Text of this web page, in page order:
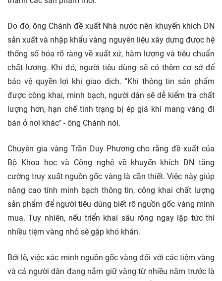
Do đó, ông Chánh đề xuất Nhà nước nên khuyến khích DN
sản xuất và nhập khẩu vàng nguyên liệu xây dựng được hệ
thống số hóa rõ ràng về xuất xứ, hàm lượng và tiêu chuẩn
chất lượng. Khi đó, người tiêu dùng sẽ có thêm cơ sở để
bảo vệ quyền lợi khi giao dịch. "Khi thông tin sản phẩm
được công khai, minh bạch, người dân sẽ dễ kiểm tra chất
lượng hơn, hạn chế tình trạng bị ép giá khi mang vàng đi
bán ở nơi khác" - ông Chánh nói.
Chuyên gia vàng Trần Duy Phương cho rằng đề xuất của
Bộ Khoa học và Công nghệ về khuyến khích DN tăng
cường truy xuất nguồn gốc vàng là cần thiết. Việc này giúp
nâng cao tính minh bạch thông tin, công khai chất lượng
sản phẩm để người tiêu dùng biết rõ nguồn gốc vàng mình
mua. Tuy nhiên, nếu triển khai sâu rộng ngay lập tức thì
nhiều tiệm vàng nhỏ sẽ gặp khó khăn.
Bởi lẽ, việc xác minh nguồn gốc vàng đối với các tiệm vàng
và cả người dân đang nắm giữ vàng từ nhiều năm trước là